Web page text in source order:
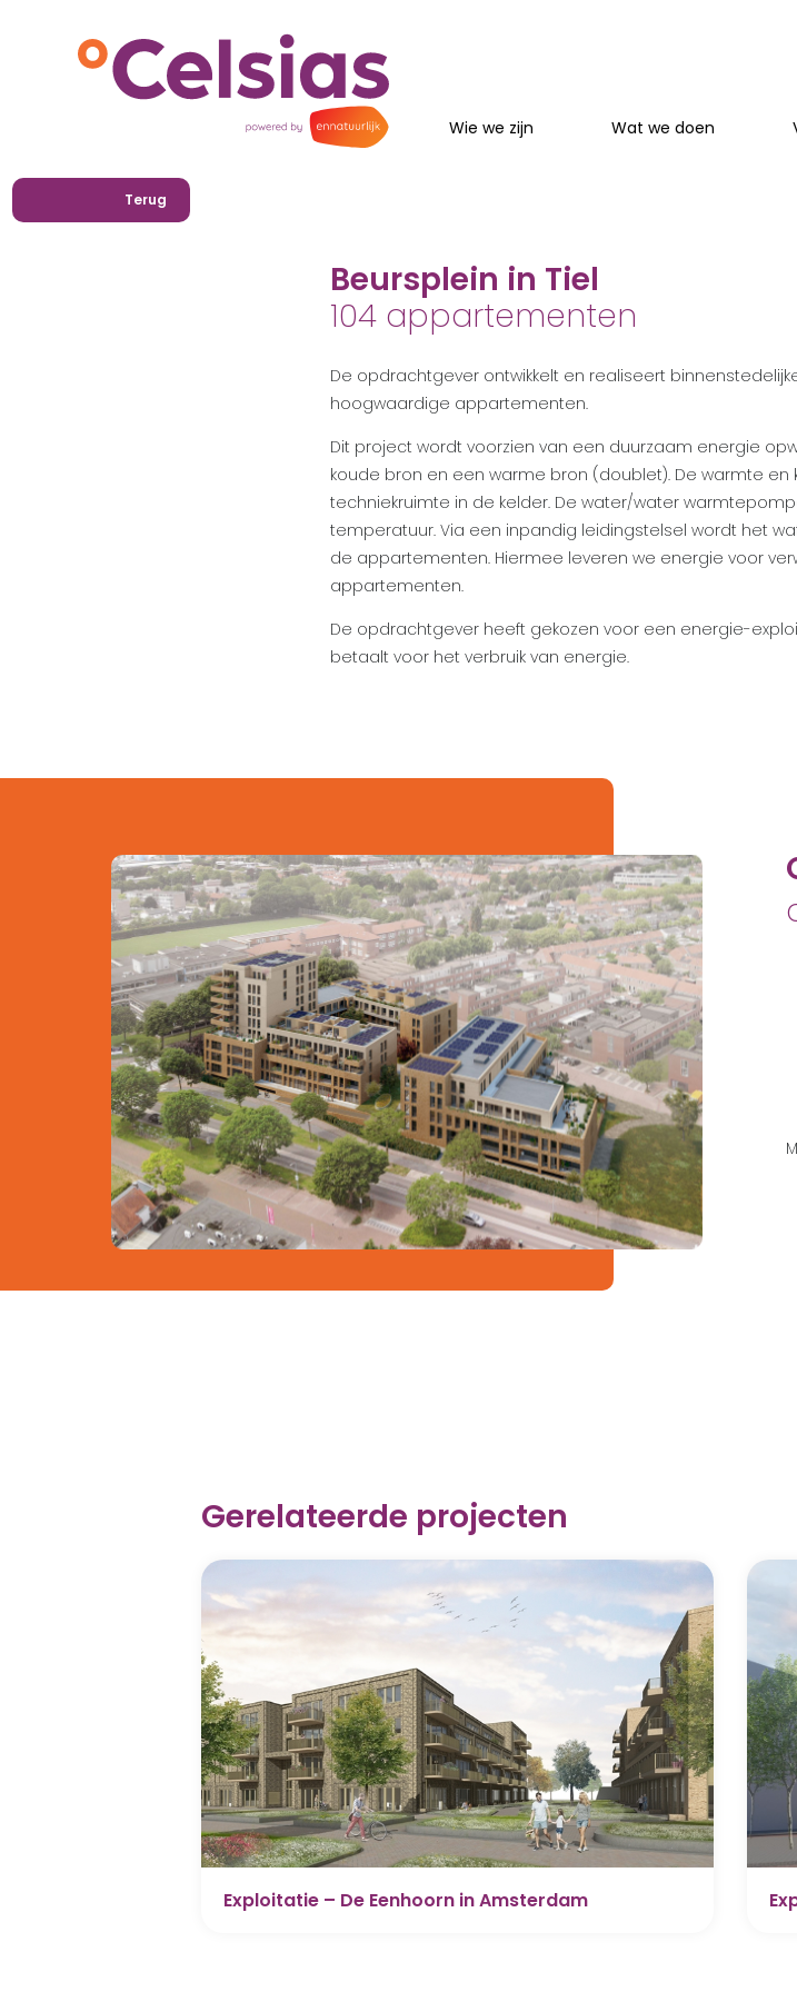
Wie we zijn Wat we doen
Terug
Beursplein in Tiel
104 appartementen
De opdrachtgever ontwikkelt en realiseert
hoogwaardige appartementen.
Dit project wordt voorzien van een duurzaam energie
koude bron en een warme bron (doublet). De warmte
techniekruimte in de kelder. De water/water
temperatuur. Via een inpandig leidingstelsel wordt het
de appartementen. Hiermee leveren we energie voor
appartementen.
De opdrachtgever heeft gekozen voor een energie-
betaalt voor het verbruik van energie.
Gerelateerde projecten
Exploitatie – De Eenhoorn in Amsterdam